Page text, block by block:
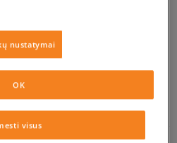
US dydžiai
PARDUOTUVĖJE
nustatymai
visus
OK